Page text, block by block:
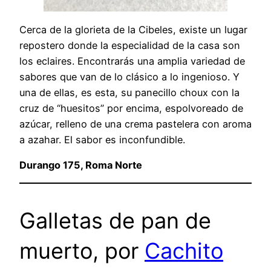
Cerca de la glorieta de la Cibeles, existe un lugar
repostero donde la especialidad de la casa son
los eclaires. Encontrarás una amplia variedad de
sabores que van de lo clásico a lo ingenioso. Y
una de ellas, es esta, su panecillo choux con la
cruz de “huesitos” por encima, espolvoreado de
azúcar, relleno de una crema pastelera con aroma
a azahar. El sabor es inconfundible.
Durango 175, Roma Norte
Galletas de pan de
muerto, por Cachito